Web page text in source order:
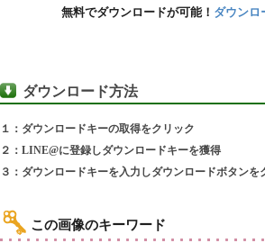
無料でダウンロードが可能！ ダウンロ
ダウンロード方法
１：ダウンロードキーの取得をクリック
２：LINE@に登録しダウンロードキーを獲得
３：ダウンロードキーを入力しダウンロードボタンを
この画像のキーワード